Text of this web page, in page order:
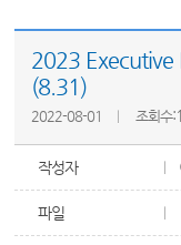
2023 Executive
(8.31)
2022-08-01 조회수
작성자
파일